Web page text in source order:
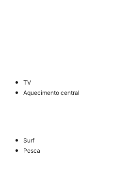
TV
Aquecimento central
Surf
Pesca